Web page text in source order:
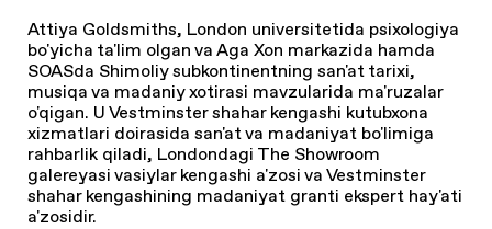
Attiya Goldsmiths, London universitetida psixologiya
bo'yicha ta'lim olgan va Aga Xon markazida hamda
SOASda Shimoliy subkontinentning san'at tarixi,
musiqa va madaniy xotirasi mavzularida ma'ruzalar
o'qigan. U Vestminster shahar kengashi kutubxona
xizmatlari doirasida san'at va madaniyat bo'limiga
rahbarlik qiladi, Londondagi The Showroom
galereyasi vasiylar kengashi a'zosi va Vestminster
shahar kengashining madaniyat granti ekspert hay'ati
a'zosidir.